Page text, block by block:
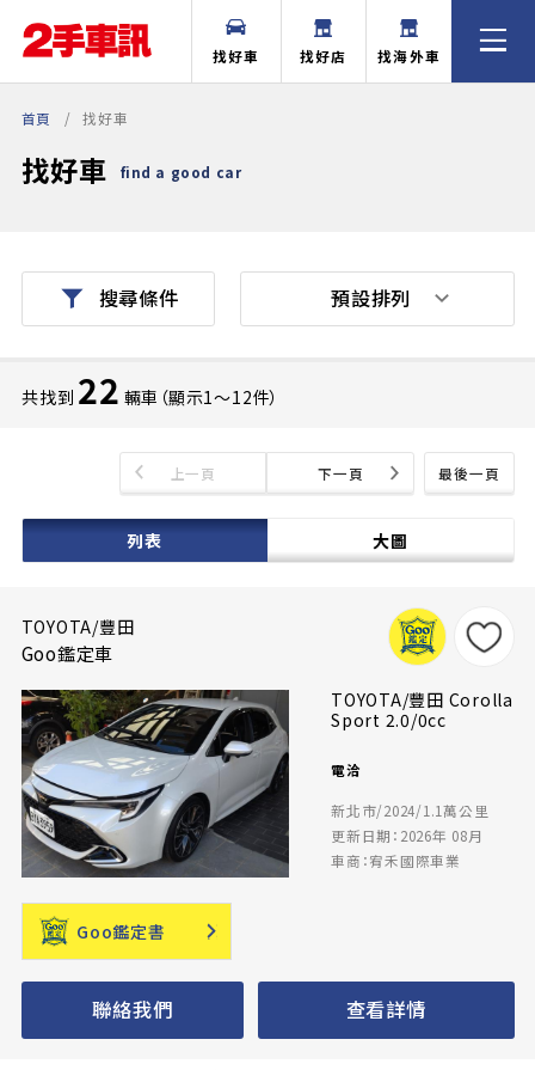
找好車 找好店 找海外車
首頁 找好車
找好車 find a good car
搜尋條件
共找到 22 輛車（顯示1〜12件）
最後一頁
上一頁 下一頁
列表 大圖
預設排列
TOYOTA/豐田
Goo鑑定車
TOYOTA/豐田 Corolla
Sport 2.0/0cc
電洽
新北市/2024/1.1萬公里
更新日期：2026年 08月
車商：宥禾國際車業
Goo鑑定書
聯絡我們 查看詳情